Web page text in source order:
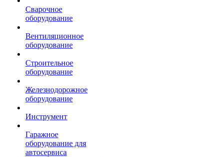
Сварочное
оборудование
Вентиляционное
оборудование
Строительное
оборудование
Железнодорожное
оборудование
Инструмент
Гаражное
оборудование для
автосервиса